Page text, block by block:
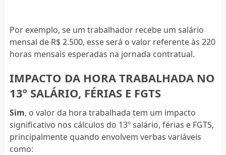
Por exemplo, se um trabalhador recebe um salário
mensal de R$ 2.500, esse será o valor referente às 220
horas mensais esperadas na jornada contratual.
IMPACTO DA HORA TRABALHADA NO
13º SALÁRIO, FÉRIAS E FGTS
Sim, o valor da hora trabalhada tem um impacto
significativo nos cálculos do 13º salário, férias e FGTS,
principalmente quando envolvem verbas variáveis
como: